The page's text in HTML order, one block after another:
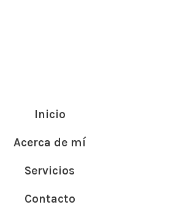
Inicio
Acerca de mí
Servicios
Contacto